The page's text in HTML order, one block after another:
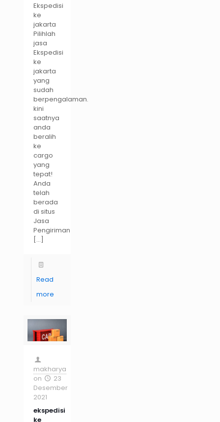
Ekspedisi
ke
jakarta
Pilihlah
jasa
Ekspedisi
ke
jakarta
yang
sudah
berpengalaman.
kini
saatnya
anda
beralih
ke
cargo
yang
tepat!
Anda
telah
berada
di situs
Jasa
Pengiriman
[…]
Read
more
makharya
on
23
Desember
2021
ekspedisi
ke